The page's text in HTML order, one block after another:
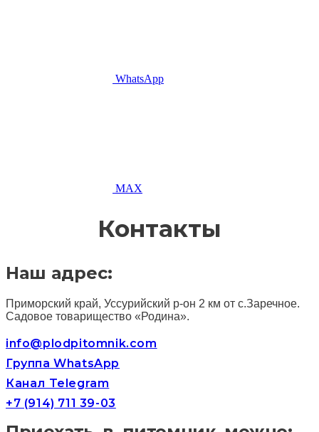
WhatsApp
MAX
Контакты
Наш адрес:
Приморский край, Уссурийский р-он 2 км от с.Заречное.
Садовое товарищество «Родина».
info@plodpitomnik.com
Группа WhatsApp
Канал Telegram
+7 (914) 711 39-03